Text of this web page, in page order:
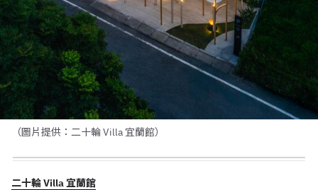
（圖片提供：二十輪 Villa 宜蘭館）
二十輪 Villa 宜蘭館